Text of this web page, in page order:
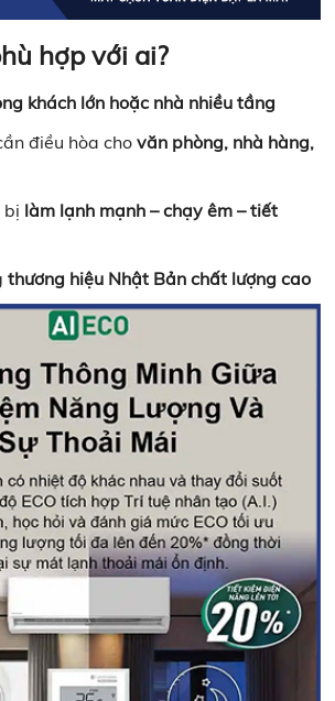
hợp với ai?
khách lớn hoặc nhà nhiều tầng
điều hòa chovăn phòng, nhà hàng,
bị làm lạnh mạnh – chạy êm – tiết
thương hiệu Nhật Bản chất lượng cao